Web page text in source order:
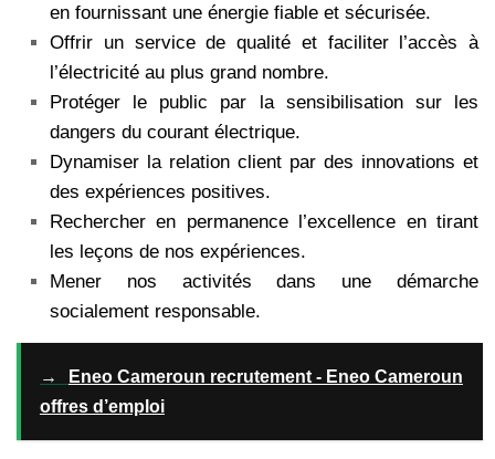
en fournissant une énergie fiable et sécurisée.
Offrir un service de qualité et faciliter l’accès à
l’électricité au plus grand nombre.
Protéger le public par la sensibilisation sur les
dangers du courant électrique.
Dynamiser la relation client par des innovations et
des expériences positives.
Rechercher en permanence l’excellence en tirant
les leçons de nos expériences.
Mener nos activités dans une démarche
socialement responsable.
→
Eneo Cameroun recrutement - Eneo Cameroun
offres d’emploi